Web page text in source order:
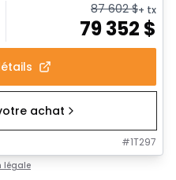
87 602$+ tx
79 352 $
achat
#1T297
légale